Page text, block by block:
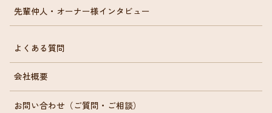
先輩仲人・オーナー様インタビュー
よくある質問
会社概要
お問い合わせ（ご質問・ご相談）